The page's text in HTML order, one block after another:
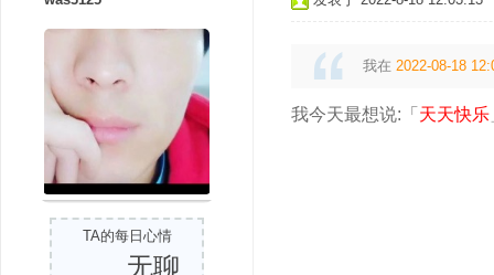
TA的每日心情
无聊
我在 2022-08-18
我今天最想说:「 天天快乐